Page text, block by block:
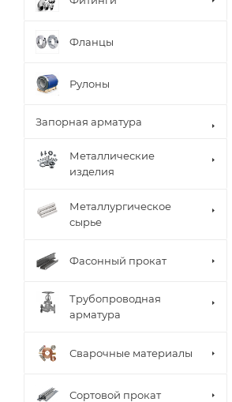
Фланцы
Рулоны
Запорная арматура
Металлические
изделия
Металлургическое
сырье
Фасонный прокат
Трубопроводная
арматура
Сварочные материалы
Сортовой прокат